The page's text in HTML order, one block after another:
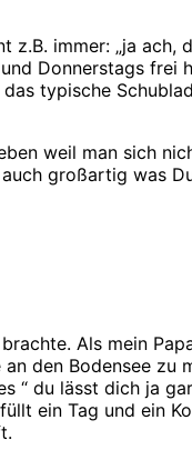
immer: „ja ach,
Donnerstags frei
typische
weil man sich
großartig was
Als mein
den Bodensee zu
“ du lässt dich ja
ein Tag und ein